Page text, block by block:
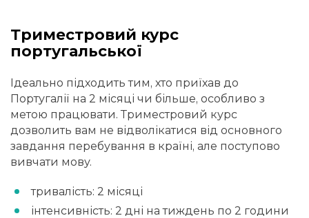
Триместровий курс
португальської
Ідеально підходить тим, хто приїхав до
Португалії на 2 місяці чи більше, особливо з
метою працювати. Триместровий курс
дозволить вам не відволікатися від основного
завдання перебування в країні, але поступово
вивчати мову.
тривалість: 2 місяці
інтенсивність: 2 дні на тиждень по 2 години